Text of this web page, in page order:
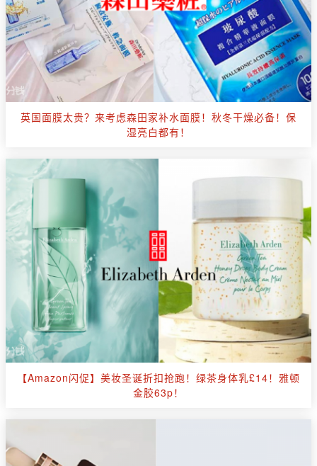
英国面膜太贵？来考虑森田家补水面膜！秋冬干燥必备！保
湿亮白都有！
【Amazon闪促】美妆圣诞折扣抢跑！绿茶身体乳£14！雅顿
金胶63p！